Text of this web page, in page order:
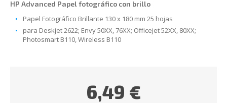
HP Advanced Papel fotográfico con brillo
Papel Fotográfico Brillante 130 x 180 mm 25 hojas
para Deskjet 2622; Envy 50XX, 76XX; Officejet 52XX, 80XX;
Photosmart B110, Wireless B110
6,49 €